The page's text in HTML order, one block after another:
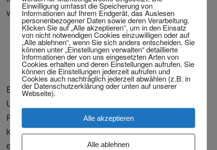
vergleichbaren Fällen und Gerichtsurteilen.
Schmerzensgeldtabelle
Personenschaden mit Schmerzensgeld
KFZ-Schaden
Es ist nicht so einfach mit der Versicherung des
Unfallverursachers zu kommunizieren. Bei
Personenschaden und KFZ-Schaden gibt es
komplizierte juristische Probleme. Hier braucht man
ein kompetenter Rechtsanwalt.
Einwilligung umfasst die Speicherung von
Informationen auf Ihrem Endgerät, das Auslesen
personenbezogener Daten sowie deren Verarbeitung.
Klicken Sie auf „Alle akzeptieren“, um in den Einsatz
von nicht notwendigen Cookies einzuwilligen oder auf
„Alle ablehnen“, wenn Sie sich anders entscheiden. Sie
können unter „Einstellungen verwalten“ detaillierte
Informationen der von uns eingesetzten Arten von
Cookies erhalten und deren Einstellungen aufrufen. Sie
können die Einstellungen jederzeit aufrufen und
Cookies auch nachträglich jederzeit abwählen (z.B. in
der Datenschutzerklärung oder unten auf unserer
Webseite).
Alle akzeptieren
Alle ablehnen